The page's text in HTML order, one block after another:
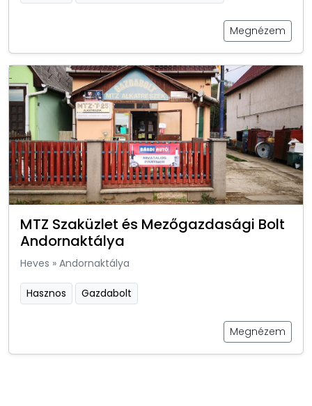
Megnézem
MTZ Szaküzlet és Mezőgazdasági Bolt
Andornaktálya
Heves » Andornaktálya
Hasznos Gazdabolt
Megnézem